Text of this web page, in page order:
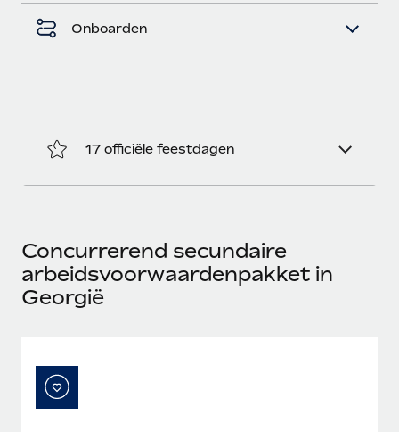
Onboarden
17 officiële feestdagen
Concurrerend secundaire
arbeidsvoorwaardenpakket in
Georgië